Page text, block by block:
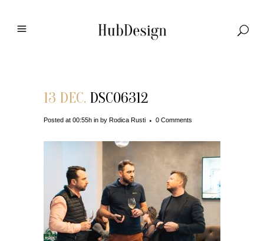
13 DEC. DSC06312
Posted at 00:55h in by Rodica Rusti 0 Comments